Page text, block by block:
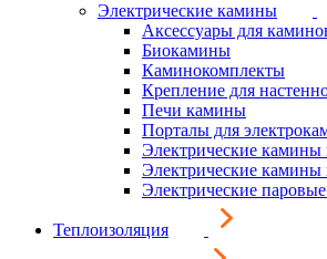
Электрические камины
Аксессуары для
Биокамины
Каминокомплекты
Крепление для
Печи камины
Порталы для
Электрические камины
Электрические камины
Электрические
Теплоизоляция